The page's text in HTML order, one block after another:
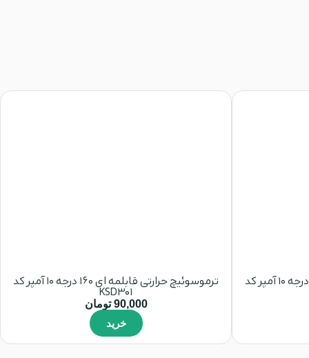
ترموسوئیچ حرارتی قابلمه ای 150 درجه 10 آمپر کد ترموسوئیچ حرارتی قابلمه ای 160 درجه 10 آمپر کد
KSD301
90,000 تومان
خرید